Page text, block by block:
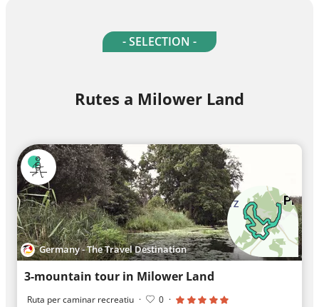
- SELECTION -
Rutes a Milower Land
Germany - The Travel Destination
3-mountain tour in Milower Land
Ruta per caminar recreatiu · 0 ·